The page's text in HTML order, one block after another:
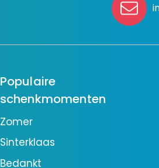
Populaire
schenkmomenten
Zomer
Sinterklaas
Bedankt